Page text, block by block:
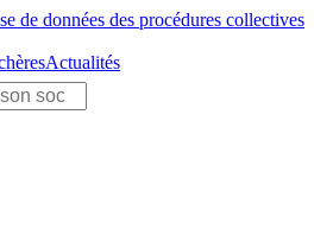
de données des procédures collectives
Actualités